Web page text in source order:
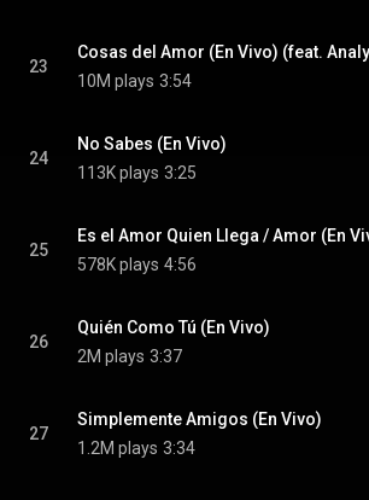
23
Cosas del Amor (En Vivo) (feat.
10M plays 3:54
24
No Sabes (En Vivo)
113K plays 3:25
25
Es el Amor Quien Llega / Amor (En
578K plays 4:56
26
Quién Como Tú (En Vivo)
2M plays 3:37
27
Simplemente Amigos (En Vivo)
1.2M plays 3:34